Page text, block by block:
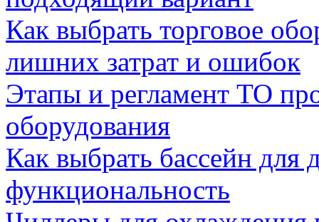
Как выбрать торговое
лишних затрат и ошибок
Этапы и регламент ТО
оборудования
Как выбрать бассейн для
функциональность